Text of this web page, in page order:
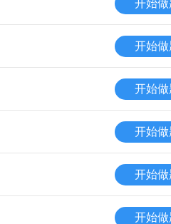
开始做
开始做
开始做
开始做
开始做
开始做